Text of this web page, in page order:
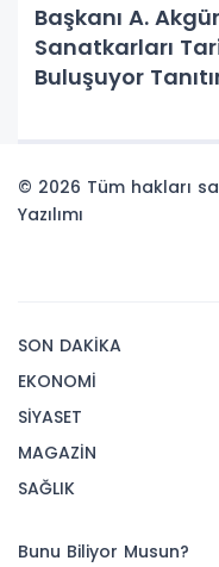
Başkanı A.
Sanatkarları
© 2026 Tüm hakları
Yazılımı
SON DAKİKA
EKONOMİ
SİYASET
MAGAZİN
SAĞLIK
Bunu Biliyor Musun?